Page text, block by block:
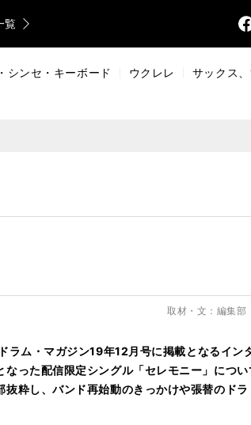
覧
Face
シンセ・キーボード ウクレレ
サックス
取材・文：編集
ム・マガジン19年12月号に掲載となるイン
った配信限定シングル「セレモニー」につ
粋し、バンド再始動のきっかけや張替のド